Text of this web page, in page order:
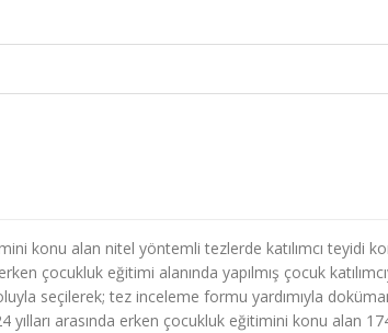
konu alan nitel yöntemli tezlerde katılımcı teyidi
çocukluk eğitimi alanında yapılmış çocuk
seçilerek; tez inceleme formu yardımıyla
arasında erken çocukluk eğitimini konu alan